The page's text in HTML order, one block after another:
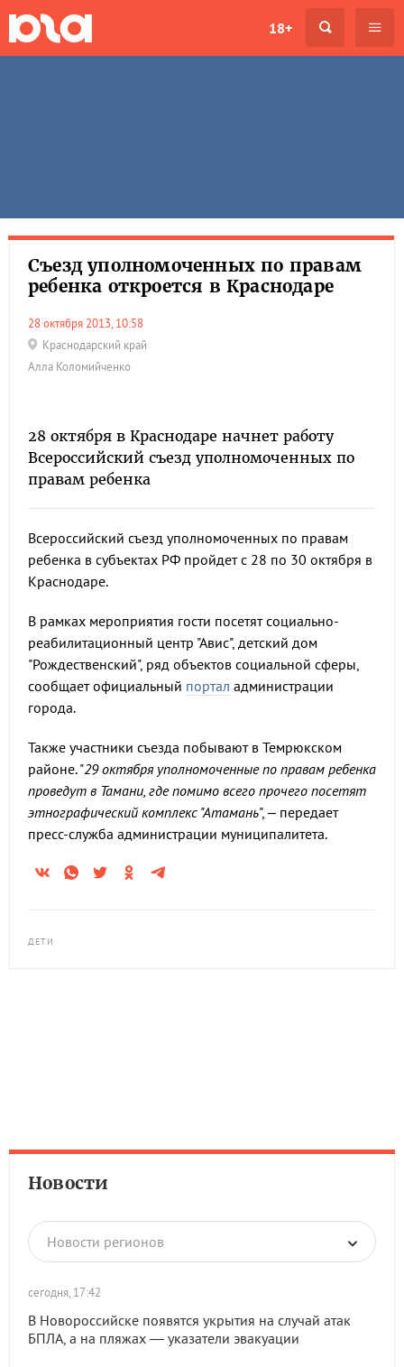
18+
Съезд уполномоченных по правам
ребенка откроется в Краснодаре
28 октября 2013, 10:58
Краснодарский край
Алла Коломийченко
28 октября в Краснодаре начнет работу
Всероссийский съезд уполномоченных по
правам ребенка
Всероссийский съезд уполномоченных по правам
ребенка в субъектах РФ пройдет с 28 по 30 октября в
Краснодаре.
В рамках мероприятия гости посетят социально-
реабилитационный центр "Авис", детский дом
"Рождественский", ряд объектов социальной сферы,
сообщает официальный портал администрации
города.
Также участники съезда побывают в Темрюкском
районе. "29 октября уполномоченные по правам ребенка
проведут в Тамани, где помимо всего прочего посетят
этнографический комплекс "Атамань", – передает
пресс-служба администрации муниципалитета.
ДЕТИ
Новости
Новости регионов
сегодня, 17:42
В Новороссийске появятся укрытия на случай атак
БПЛА, а на пляжах — указатели эвакуации